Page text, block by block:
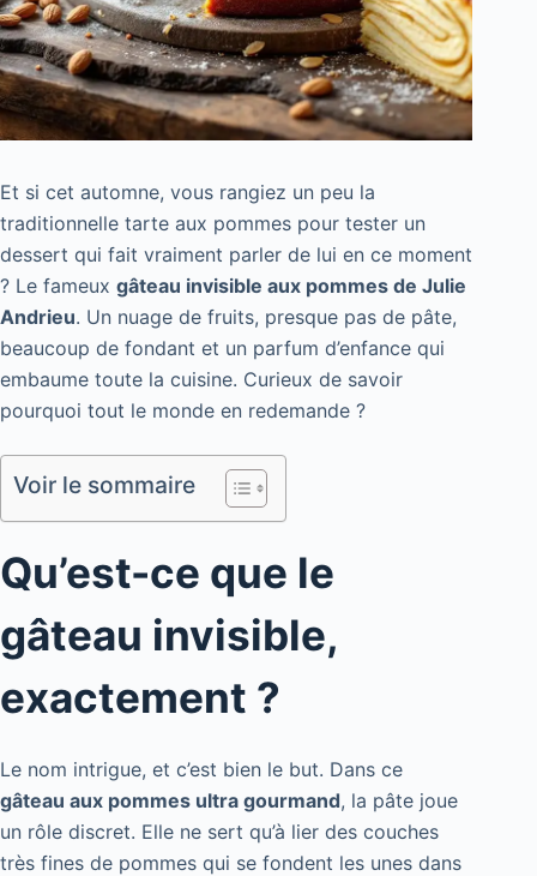
Et si cet automne, vous rangiez un peu la
traditionnelle tarte aux pommes pour tester un
dessert qui fait vraiment parler de lui en ce moment
? Le fameux gâteau invisible aux pommes de Julie
Andrieu. Un nuage de fruits, presque pas de pâte,
beaucoup de fondant et un parfum d’enfance qui
embaume toute la cuisine. Curieux de savoir
pourquoi tout le monde en redemande ?
Voir le sommaire
Qu’est-ce que le
gâteau invisible,
exactement ?
Le nom intrigue, et c’est bien le but. Dans ce
gâteau aux pommes ultra gourmand, la pâte joue
un rôle discret. Elle ne sert qu’à lier des couches
très fines de pommes qui se fondent les unes dans